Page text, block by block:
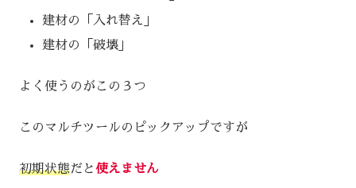
建材の「入れ替え」
建材の「破壊」
よく使うのがこの３つ
このマルチツールのピックアップですが
初期状態だと使えません